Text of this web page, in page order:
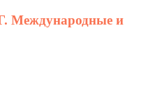
Международные и